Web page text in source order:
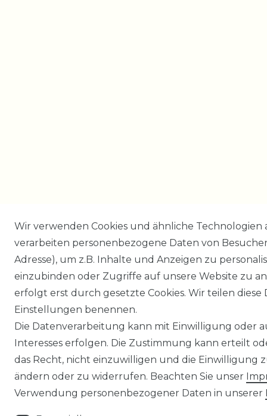
Wir verwenden Cookies und ähnliche
verarbeiten personenbezogene Daten von
Adresse), um z.B. Inhalte und Anzeigen zu
einzubinden oder Zugriffe auf unsere Website zu
erfolgt erst durch gesetzte Cookies. Wir teilen
Einstellungen benennen.
Die Datenverarbeitung kann mit Einwilligung oder
Interesses erfolgen. Die Zustimmung kann erteilt
das Recht, nicht einzuwilligen und die Einwilligung
ändern oder zu widerrufen. Beachten Sie unser
Verwendung personenbezogener Daten in unserer